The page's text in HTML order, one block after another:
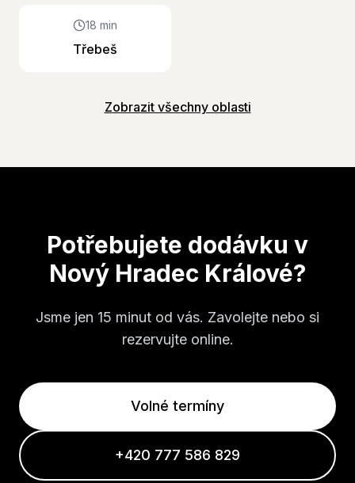
18 min
Třebeš
Zobrazit všechny oblasti
Potřebujete dodávku v
Nový Hradec Králové?
Jsme jen 15 minut od vás. Zavolejte nebo si
rezervujte online.
Volné termíny
+420 777 586 829